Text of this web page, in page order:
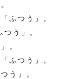
ふつう」。
つう」。
。
ふつう」。
う」。